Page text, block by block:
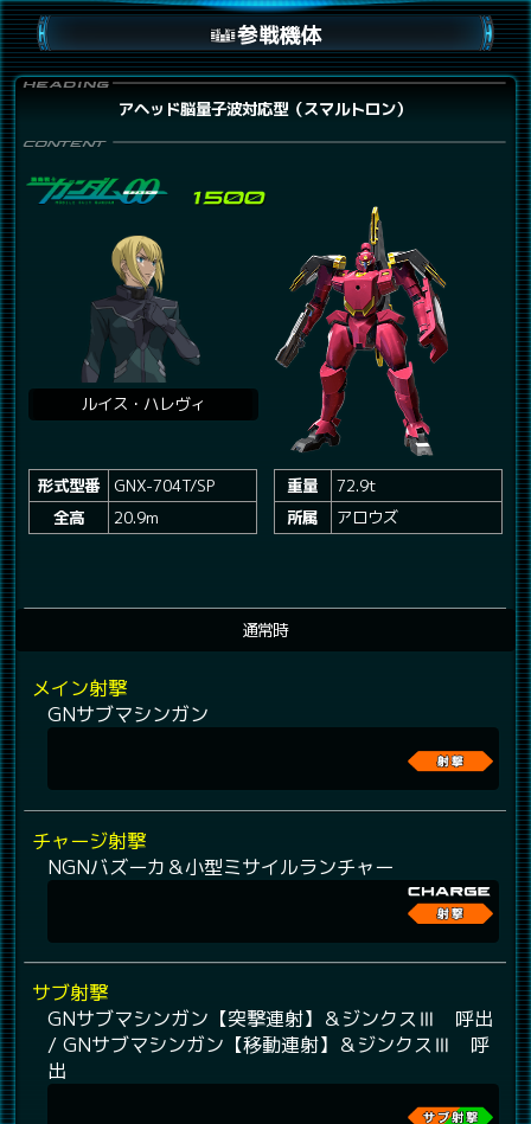
参戦機体
アヘッド脳量子波対応型（スマルトロン）
ルイス・ハレヴィ
形式型番
GNX-704T/SP
全高
20.9m
重量
72.9t
所属
アロウズ
通常時
メイン射撃
GNサブマシンガン
チャージ射撃
NGNバズーカ＆小型ミサイルランチャー
サブ射撃
GNサブマシンガン【突撃連射】＆ジンクスⅢ 呼出
/ GNサブマシンガン【移動連射】＆ジンクスⅢ 呼
出